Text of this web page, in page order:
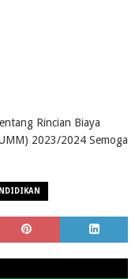
Rincian Biaya
2023/2024 Semoga